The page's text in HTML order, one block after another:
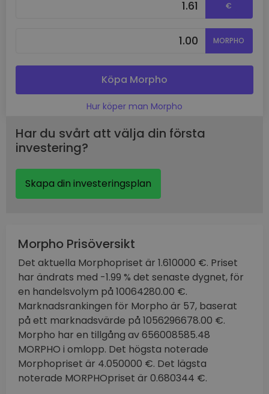
€
MORPHO
Köpa Morpho
Hur köper man Morpho
Har du svårt att välja din första
investering?
Skapa din investeringsplan
Morpho Prisöversikt
Det aktuella Morphopriset är 1.610000 €. Priset
har ändrats med -1.99 % det senaste dygnet, för
en handelsvolym på 10064280.00 €.
Marknadsrankingen för Morpho är 57, baserat
på ett marknadsvärde på 1056296678.00 €.
Morpho har en tillgång av 656008585.48
MORPHO i omlopp. Det högsta noterade
Morphopriset är 4.050000 €. Det lägsta
noterade MORPHOpriset är 0.680344 €.